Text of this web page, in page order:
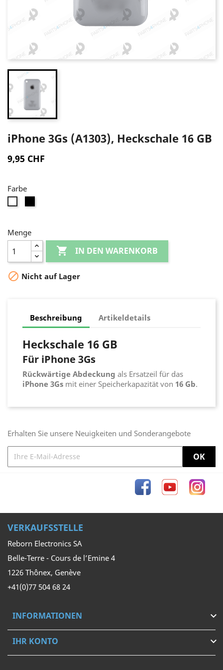
iPhone 3Gs (A1303), Heckschale 16 GB
9,95 CHF
Farbe
Menge
 IN DEN WARENKORB
 Nicht auf Lager
Beschreibung Artikeldetails
Heckschale 16 GB
Für iPhone 3Gs
Rückwärtige Abdeckung als Ersatzeil für das
iPhone 3Gs mit einer Speicherkapazität von 16 Gb.
Erhalten Sie unsere Neuigkeiten und Sonderangebote
FacebookYouTube
VERKAUFSSTELLE
Reborn Electronics SA
Belle-Terre - Cours de l’Emine 4
1226 Thônex, Genève
+41(0)77 504 68 24
INFORMATIONEN 
IHR KONTO 